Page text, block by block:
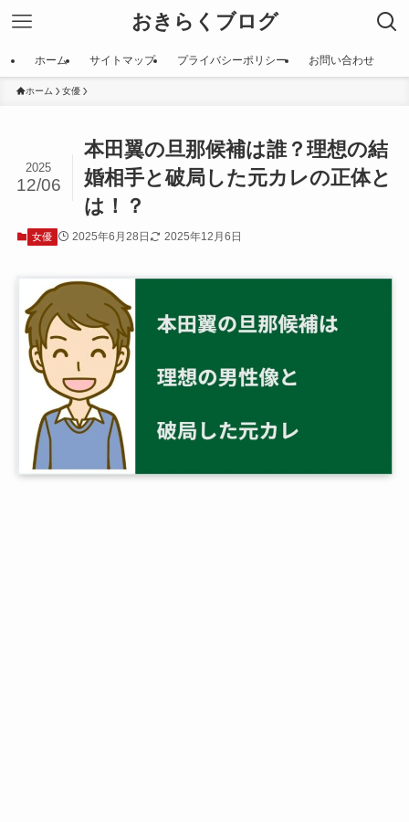
おきらくブログ
ホーム サイトマップ プライバシーポリシー お問い合わせ
ホーム 女優
本田翼の旦那候補は誰？理想の結
婚相手と破局した元カレの正体と
は！？
2025
12/06
女優 2025年6月28日 2025年12月6日